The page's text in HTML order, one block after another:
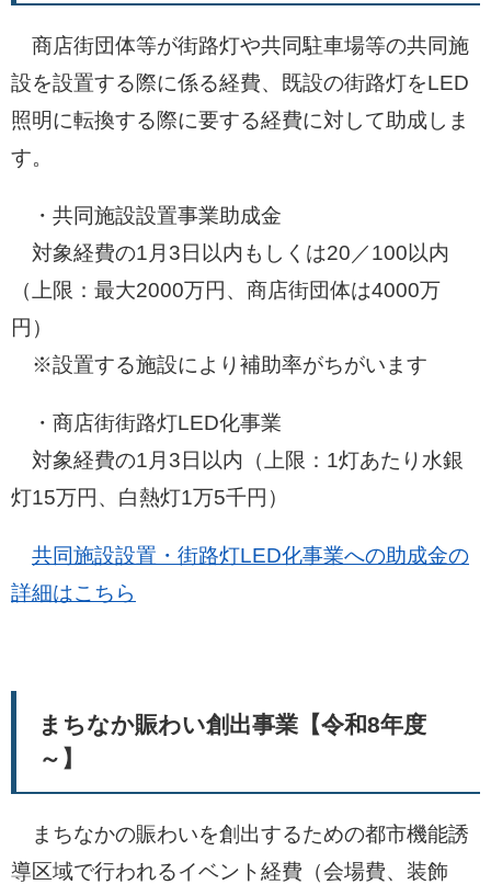
商店街団体等が街路灯や共同駐車場等の共同施
設を設置する際に係る経費、既設の街路灯をLED
照明に転換する際に要する経費に対して助成しま
す。
・共同施設設置事業助成金
対象経費の1月3日以内もしくは20／100以内
（上限：最大2000万円、商店街団体は4000万
円）
※設置する施設により補助率がちがいます
・商店街街路灯LED化事業
対象経費の1月3日以内（上限：1灯あたり水銀
灯15万円、白熱灯1万5千円）
共同施設設置・街路灯LED化事業への助成金の
詳細はこちら
まちなか賑わい創出事業【令和8年度
～】
まちなかの賑わいを創出するための都市機能誘
導区域で行われるイベント経費（会場費、装飾